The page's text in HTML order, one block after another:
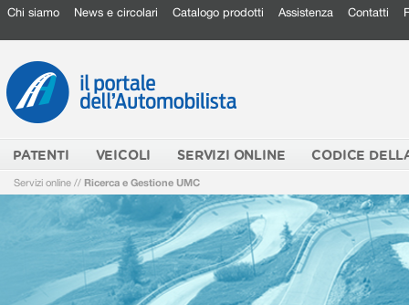
Chi siamo News e circolari Catalogo prodotti Assistenza Contatti
PATENTI VEICOLI SERVIZI ONLINE CODICE
Servizi online // Ricerca e Gestione UMC